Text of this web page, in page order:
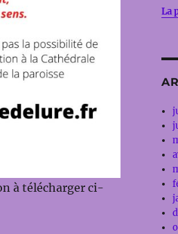
à télécharger ci-
La